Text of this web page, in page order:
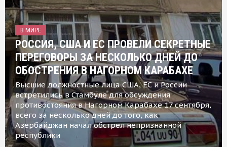
В МИРЕ
РОССИЯ, США И ЕС ПРОВЕЛИ СЕКРЕТНЫЕ
ПЕРЕГОВОРЫ ЗА НЕСКОЛЬКО ДНЕЙ ДО
ОБОСТРЕНИЯ В НАГОРНОМ КАРАБАХЕ
Высшие должностные лица США, ЕС и России
встретились в Стамбуле для обсуждения
противостояния в Нагорном Карабахе 17 сентября,
всего за несколько дней до того, как
Азербайджан начал обстрел непризнанной
республики